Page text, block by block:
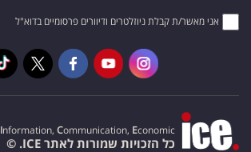
אני מאשר/ת קבלת ניוזלטרים ודיוורים פרסומיים בדוא"ל
Information, Communication, Economic
כל הזכויות שמורות לאתר ICE. ©